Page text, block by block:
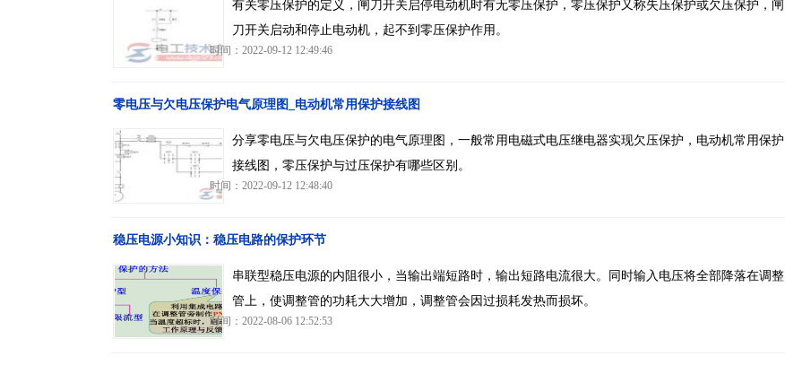
有关零压保护的定义，闸刀开关启停电动机时有无零压保护，零压保护又称失压保护或欠压保护，闸
刀开关启动和停止电动机，起不到零压保护作用。
时间：2022-09-12 12:49:46
零电压与欠电压保护电气原理图_电动机常用保护接线图
分享零电压与欠电压保护的电气原理图，一般常用电磁式电压继电器实现欠压保护，电动机常用保护
接线图，零压保护与过压保护有哪些区别。
时间：2022-09-12 12:48:40
稳压电源小知识：稳压电路的保护环节
串联型稳压电源的内阻很小，当输出端短路时，输出短路电流很大。同时输入电压将全部降落在调整
管上，使调整管的功耗大大增加，调整管会因过损耗发热而损坏。
时间：2022-08-06 12:52:53